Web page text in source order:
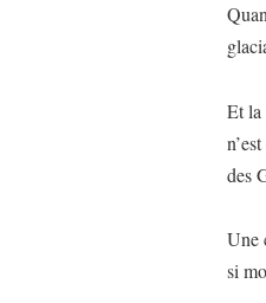
Et la
des
Une
si